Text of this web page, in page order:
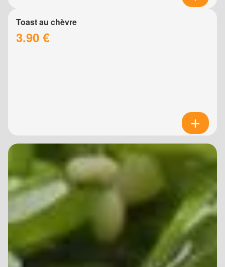
Toast au chèvre
3.90 €